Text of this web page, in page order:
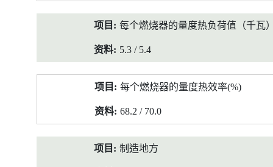
每个燃烧器的量度热负荷值（千瓦
5.3 / 5.4
每个燃烧器的量度热效率(%)
68.2 / 70.0
制造地方